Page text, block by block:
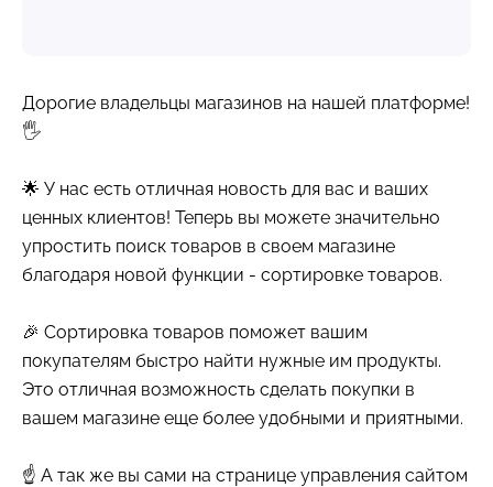
Дорогие владельцы магазинов на нашей платформе!
🖐
🌟 У нас есть отличная новость для вас и ваших
ценных клиентов! Теперь вы можете значительно
упростить поиск товаров в своем магазине
благодаря новой функции - сортировке товаров.
🎉 Сортировка товаров поможет вашим
покупателям быстро найти нужные им продукты.
Это отличная возможность сделать покупки в
вашем магазине еще более удобными и приятными.
☝ А так же вы сами на странице управления сайтом